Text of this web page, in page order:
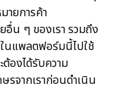
ายการค้า
อื่น ๆ ของเรา รวมถึง
นแพลตฟอร์มนี้ไปใช้
ต้องได้รับความ
จากเราก่อนดำเนิน